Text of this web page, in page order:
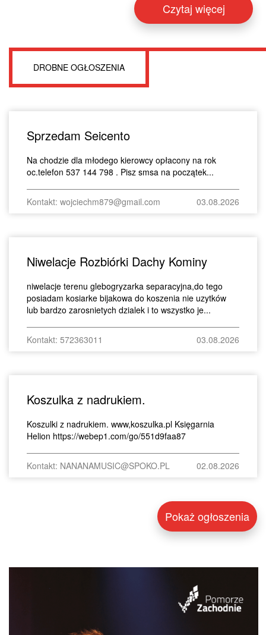
Czytaj więcej
DROBNE OGŁOSZENIA
Sprzedam Seicento
Na chodzie dla młodego kierowcy opłacony na rok
oc.telefon 537 144 798 . Pisz smsa na początek...
Kontakt: wojciechm879@gmail.com 03.08.2026
Niwelacje Rozbiórki Dachy Kominy
niwelacje terenu glebogryzarka separacyjna,do tego
posiadam kosiarke bijakowa do koszenia nie uzytków
lub bardzo zarosnietych dzialek i to wszystko je...
Kontakt: 572363011 03.08.2026
Koszulka z nadrukiem.
Koszulki z nadrukiem. www,koszulka.pl Księgarnia
Helion https://webep1.com/go/551d9faa87
Kontakt: NANANAMUSIC@SPOKO.PL 02.08.2026
Pokaż ogłoszenia